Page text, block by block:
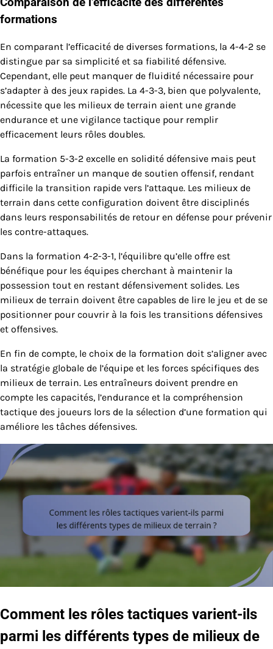
formations
En comparant l’efficacité de diverses formations, la 4-4-2 se
distingue par sa simplicité et sa fiabilité défensive.
Cependant, elle peut manquer de fluidité nécessaire pour
s’adapter à des jeux rapides. La 4-3-3, bien que polyvalente,
nécessite que les milieux de terrain aient une grande
endurance et une vigilance tactique pour remplir
efficacement leurs rôles doubles.
La formation 5-3-2 excelle en solidité défensive mais peut
parfois entraîner un manque de soutien offensif, rendant
difficile la transition rapide vers l’attaque. Les milieux de
terrain dans cette configuration doivent être disciplinés
dans leurs responsabilités de retour en défense pour prévenir
les contre-attaques.
Dans la formation 4-2-3-1, l’équilibre qu’elle offre est
bénéfique pour les équipes cherchant à maintenir la
possession tout en restant défensivement solides. Les
milieux de terrain doivent être capables de lire le jeu et de se
positionner pour couvrir à la fois les transitions défensives
et offensives.
En fin de compte, le choix de la formation doit s’aligner avec
la stratégie globale de l’équipe et les forces spécifiques des
milieux de terrain. Les entraîneurs doivent prendre en
compte les capacités, l’endurance et la compréhension
tactique des joueurs lors de la sélection d’une formation qui
améliore les tâches défensives.
Comment les rôles tactiques varient-ils
parmi les différents types de milieux de